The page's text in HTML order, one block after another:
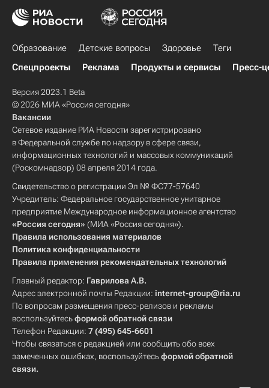
Образование Детские вопросы Здоровье
Теги
Спецпроекты
Реклама Продукты и сервисы Пресс-
Версия 2023.1 Beta
© 2026 МИА «Россия сегодня»
Вакансии
Сетевое издание РИА Новости зарегистрировано
в Федеральной службе по надзору в сфере связи,
информационных технологий и массовых коммуникаций
(Роскомнадзор) 08 апреля 2014 года.
Свидетельство о регистрации Эл № ФС77-57640
Учредитель: Федеральное государственное унитарное
предприятие Международное информационное агентство
«Россия сегодня» (МИА «Россия сегодня»).
Правила использования материалов
Политика конфиденциальности
Правила применения рекомендательных технологий
Главный редактор: Гаврилова А.В.
Адрес электронной почты Редакции: internet-group@ria.ru
По вопросам размещения пресс-релизов и рекламы
воспользуйтесьформой обратной связи
Телефон Редакции: 7 (495) 645-6601
Чтобы связаться с редакцией или сообщить обо всех
замеченных ошибках, воспользуйтесьформой обратной
связи.